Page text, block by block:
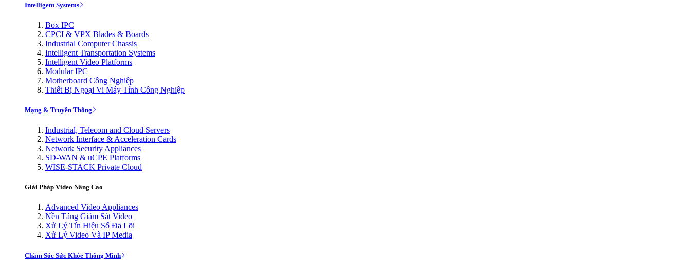
Intelligent Systems
Box IPC
CPCI & VPX Blades & Boards
Industrial Computer Chassis
Intelligent Transportation Systems
Intelligent Video Platforms
Modular IPC
Motherboard Công Nghiệp
Thiết Bị Ngoại Vi Máy Tính Công Nghiệp
Mạng & Truyền Thông
Industrial, Telecom and Cloud Servers
Network Interface & Acceleration Cards
Network Security Appliances
SD-WAN & uCPE Platforms
WISE-STACK Private Cloud
Giải Pháp Video Nâng Cao
Advanced Video Appliances
Nền Tảng Giám Sát Video
Xử Lý Tín Hiệu Số Đa Lõi
Xử Lý Video Và IP Media
Chăm Sóc Sức Khỏe Thông Minh